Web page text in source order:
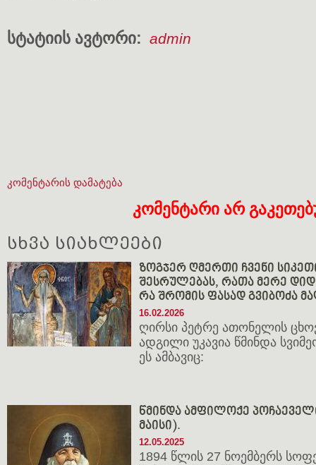
სტატიის ავტორი: admin
კომენტარის დამატება
კომენტარი არ
სხვა სიახლეები
ზოგჯერ ღმერთი ჩვენი
შესრულებას, რათა მერე
რა შრომის ფასად გვიბოძა
16.02.2026
ღირსი პეტრე ათონელის
ადგილი უკავია წმინდა
ეს ამბავიც:
წმინდა ამფილოქე
მაისი).
12.05.2025
1894 წლის 27 ნოემბერს